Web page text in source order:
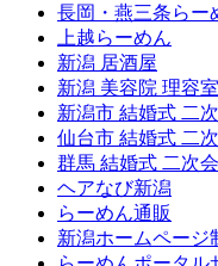
長岡・燕三条らー
上越らーめん
新潟 居酒屋
新潟 美容院 理容室
新潟市 結婚式 二
仙台市 結婚式 二
群馬 結婚式 二次会
ヘアなび新潟
らーめん通販
新潟ホームページ